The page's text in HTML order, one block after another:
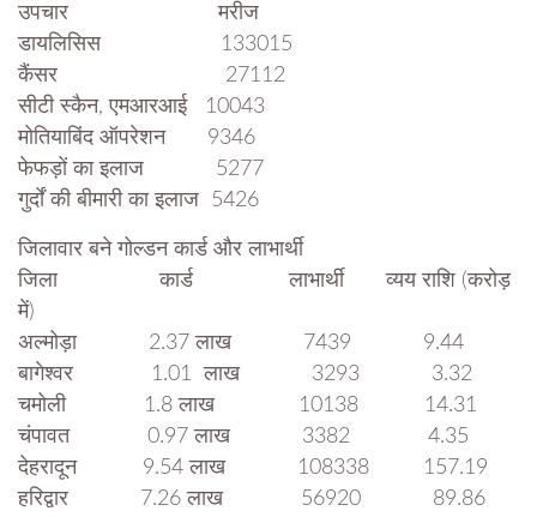
उपचार मरीज
डायलिसिस 133015
कैंसर 27112
सीटी स्कैन, एमआरआई 10043
मोतियाबिंद ऑपरेशन 9346
फेफड़ों का इलाज 5277
गुर्दों की बीमारी का इलाज 5426
जिलावार बने गोल्डन कार्ड और लाभार्थी
जिला कार्ड लाभार्थी व्यय राशि (करोड़
में)
अल्मोड़ा 2.37 लाख 7439 9.44
बागेश्वर 1.01 लाख 3293 3.32
चमोली 1.8 लाख 10138 14.31
चंपावत 0.97 लाख 3382 4.35
देहरादून 9.54 लाख 108338 157.19
हरिद्वार 7.26 लाख 56920 89.86